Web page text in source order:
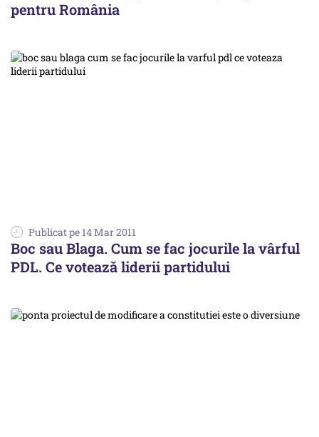
pentru România
Publicat pe 14 Mar 2011
Boc sau Blaga. Cum se fac jocurile la vârful
PDL. Ce votează liderii partidului